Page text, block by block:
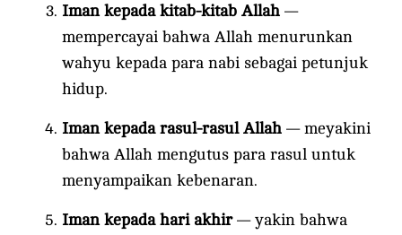
Iman kepada kitab-kitab Allah —
mempercayai bahwa Allah menurunkan
wahyu kepada para nabi sebagai petunjuk
hidup.
Iman kepada rasul-rasul Allah — meyakini
bahwa Allah mengutus para rasul untuk
menyampaikan kebenaran.
Iman kepada hari akhir— yakin bahwa